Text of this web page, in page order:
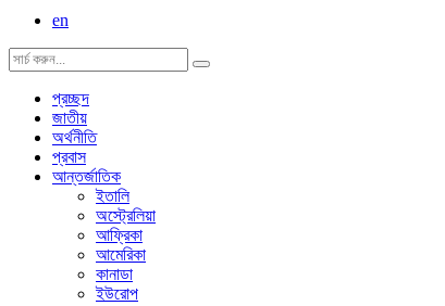
en
প্রচ্ছদ
জাতীয়
অর্থনীতি
প্রবাস
আন্তর্জাতিক
ইতালি
অস্ট্রেলিয়া
আফ্রিকা
আমেরিকা
কানাডা
ইউরোপ